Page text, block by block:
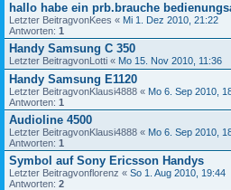
hallo habe ein prb.brauche
Letzter BeitragvonKees « Mi 1. Dez 2010, 21:22
Antworten: 1
Handy Samsung C 350
Letzter BeitragvonLotti « Mo 15. Nov 2010, 11:36
Handy Samsung E1120
Letzter BeitragvonKlausi4888 « Mo 6. Sep 2010,
Antworten: 1
Audioline 4500
Letzter BeitragvonKlausi4888 « Mo 6. Sep 2010,
Antworten: 1
Symbol auf Sony Ericsson Handys
Letzter Beitragvonflorenz « So 1. Aug 2010, 19:44
Antworten: 2